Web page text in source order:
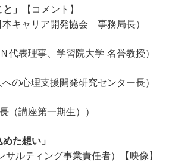
」
【コメント】
キャリア開発協会 事務局長）
代表理事、学習院大学 名誉教授）
の心理支援開発研究センター長）
（講座第一期生））
た想い」
ルティング事業責任者）【映像】